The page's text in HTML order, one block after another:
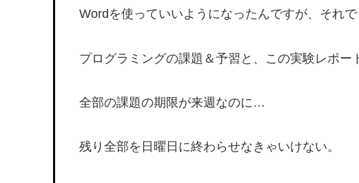
Wordを使っていいようになったんですが、それで
プログラミングの課題＆予習と、この実験レポ
全部の課題の期限が来週なのに…
残り全部を日曜日に終わらせなきゃいけない。